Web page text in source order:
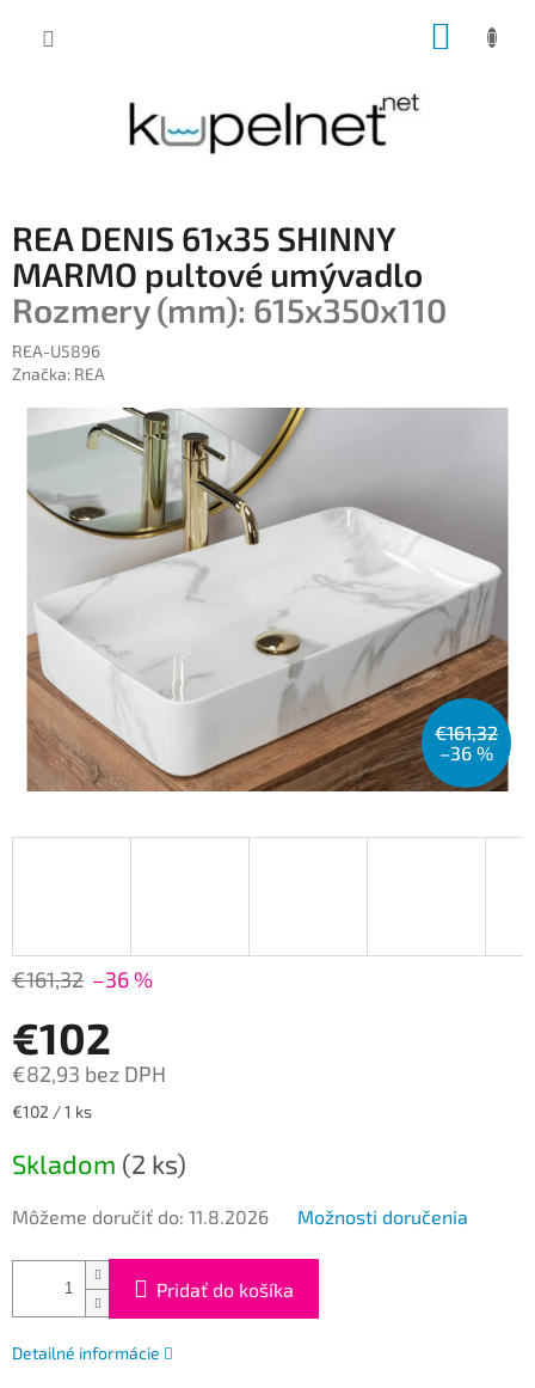
REA DENIS 61x35 SHINNY
MARMO pultové umývadlo
Rozmery (mm): 615x350x110
REA-U5896
Značka: REA
€161,32
–36 %
€161,32 –36 %
€102
€82,93 bez DPH
Jednotková
€102 / 1 ks
Skladom (2 ks)
Môžeme doručiť do: 11.8.2026 Možnosti doručenia
Pridať do košíka
Detailné informácie